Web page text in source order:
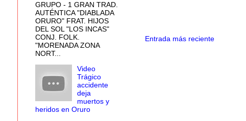
Entrada más reciente
GRUPO - 1 GRAN TRAD.
AUTÉNTICA "DIABLADA
ORURO" FRAT. HIJOS
DEL SOL "LOS INCAS"
CONJ. FOLK.
"MORENADA ZONA
NORT...
Video
Trágico
accidente
deja
muertos y
heridos en Oruro